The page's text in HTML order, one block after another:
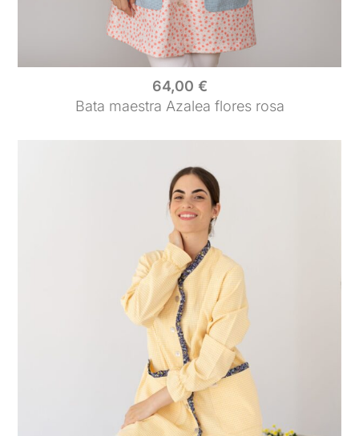
64,00 €
Bata maestra Azalea flores rosa